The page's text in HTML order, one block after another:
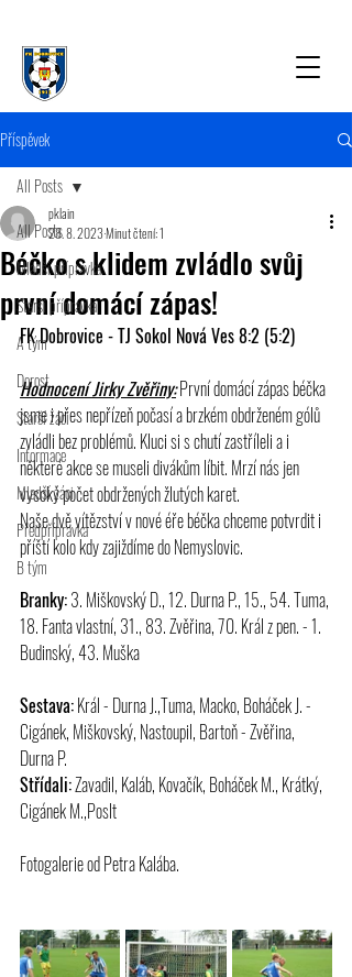
Příspěvek
All Posts
Mladší přípravka
Starší přípravka
A tým
Dorost
Starší žáci
Informace
Mladší žáci
Předpřípravka
B tým
All Posts
Béčko s klidem zvládlo svůj
první domácí zápas!
pklain
28. 8. 2023Minut čtení: 1
FK Dobrovice - TJ Sokol Nová Ves 8:2 (5:2)
Hodnocení Jirky Zvěřiny: První domácí zápas béčka
jsme i přes nepřízeň počasí a brzkém obdrženém gólů
zvládli bez problémů. Kluci si s chutí zastříleli a i
některé akce se museli divákům líbit. Mrzí nás jen
vysoký počet obdržených žlutých karet.
Naše dvě vítězství v nové éře béčka chceme potvrdit i
příští kolo kdy zajiždíme do Nemyslovic.
Branky: 3. Miškovský D., 12. Durna P., 15., 54. Tuma,
18. Fanta vlastní, 31., 83. Zvěřina, 70. Král z pen. - 1.
Budinský, 43. Muška
Sestava: Král - Durna J.,Tuma, Macko, Boháček J. -
Cigánek, Miškovský, Nastoupil, Bartoň - Zvěřina,
Durna P.
Střídali: Zavadil, Kaláb, Kovačík, Boháček M., Krátký,
Cigánek M.,Poslt
Fotogalerie od Petra Kalába.